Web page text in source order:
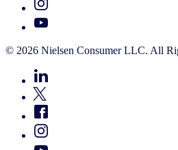
© 2026 Nielsen Consumer LLC. All